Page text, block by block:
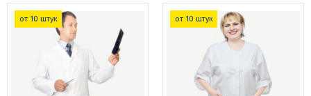
от 10 штук от 10 штук